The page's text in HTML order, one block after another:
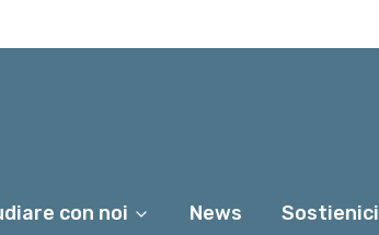
con noi News Sostienici